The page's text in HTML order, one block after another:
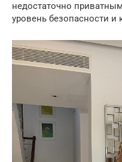
недостаточно
уровень безопасности